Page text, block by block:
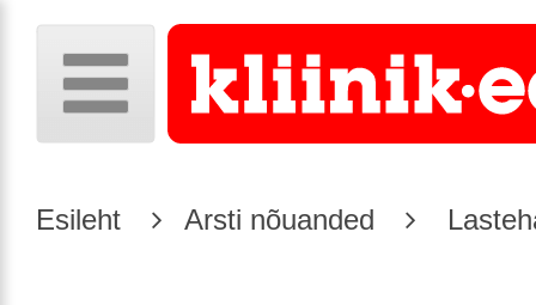
Esileht Arsti nõuanded